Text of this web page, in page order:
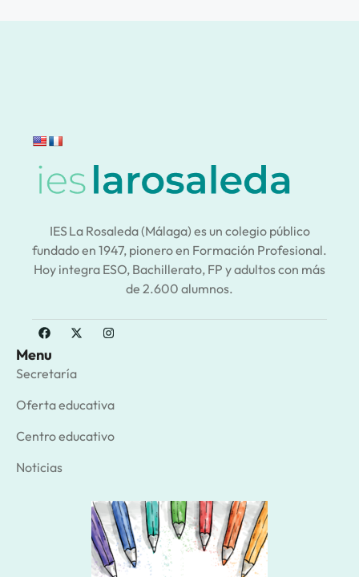
IES La Rosaleda (Málaga) es un colegio público
fundado en 1947, pionero en Formación Profesional.
Hoy integra ESO, Bachillerato, FP y adultos con más
de 2.600 alumnos.
Menu
Secretaría
Oferta educativa
Centro educativo
Noticias